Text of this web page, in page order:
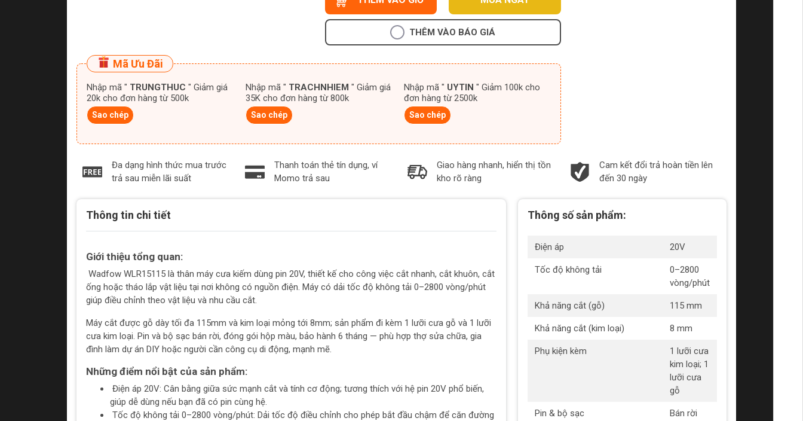
THÊM VÀO BÁO GIÁ
Mã Ưu Đãi
Nhập mã " TRUNGTHUC " Giảm giá
20k cho đơn hàng từ 500k
Sao chép
Nhập mã " TRACHNHIEM " Giảm giá
35K cho đơn hàng từ 800k
Sao chép
Nhập mã " UYTIN " Giảm 100k cho
đơn hàng từ 2500k
Sao chép
Đa dạng hình thức mua trước
trả sau miễn lãi suất
Thanh toán thẻ tín dụng, ví
Momo trả sau
Giao hàng nhanh, hiển thị tồn
kho rõ ràng
Cam kết đổi trả hoàn tiền lên
đến 30 ngày
Thông tin chi tiết
Giới thiệu tổng quan:
Wadfow WLR15115 là thân máy cưa kiếm dùng pin 20V, thiết kế cho công việc cắt nhanh, cắt khuôn, cắt
ống hoặc tháo lắp vật liệu tại nơi không có nguồn điện. Máy có dải tốc độ không tải 0–2800 vòng/phút
giúp điều chỉnh theo vật liệu và nhu cầu cắt.
Máy cắt được gỗ dày tối đa 115mm và kim loại mỏng tới 8mm; sản phẩm đi kèm 1 lưỡi cưa gỗ và 1 lưỡi
cưa kim loại. Pin và bộ sạc bán rời, đóng gói hộp màu, bảo hành 6 tháng — phù hợp thợ sửa chữa, gia
đình làm dự án DIY hoặc người cần công cụ di động, mạnh mẽ.
Những điểm nổi bật của sản phẩm:
Điện áp 20V: Cân bằng giữa sức mạnh cắt và tính cơ động; tương thích với hệ pin 20V phổ biến,
giúp dễ dùng nếu bạn đã có pin cùng hệ.
Tốc độ không tải 0–2800 vòng/phút: Dải tốc độ điều chỉnh cho phép bắt đầu chậm để căn đường
Thông số sản phẩm:
Điện áp 20V
Tốc độ không tải
0–2800
vòng/phút
Khả năng cắt (gỗ) 115 mm
Khả năng cắt (kim loại) 8 mm
Phụ kiện kèm
1 lưỡi cưa
kim loại; 1
lưỡi cưa
gỗ
Pin & bộ sạc Bán rời